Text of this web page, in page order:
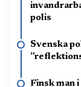
polis
Svenska
Finsk man